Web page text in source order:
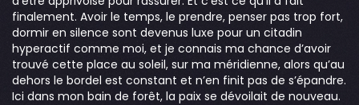
finalement. Avoir le temps, le prendre, penser pas trop fort,
dormir en silence sont devenus luxe pour un citadin
hyperactif comme moi, et je connais ma chance d’avoir
trouvé cette place au soleil, sur ma méridienne, alors qu’au
dehors le bordel est constant et n’en finit pas de s’épandre.
Ici dans mon bain de forêt, la paix se dévoilait de nouveau.